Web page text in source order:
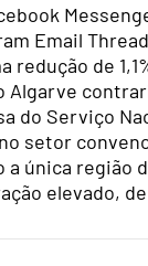
Email
redução de
Algarve
do Serviço
setor
única região
elevado,